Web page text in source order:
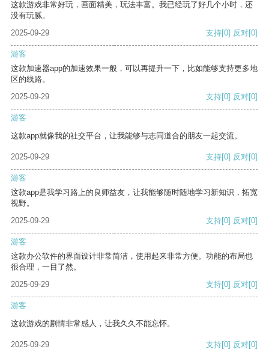
这款游戏非常好玩，画面精美，玩法丰富。我已经玩了好几个小时，还
没有玩腻。
2025-09-29
支持[0] 反对[0]
游客
这款加速器app的加速效果一般，可以再提升一下，比如能够支持更多地
区的线路。
2025-09-29
支持[0] 反对[0]
游客
这款app就像我的社交平台，让我能够与志同道合的朋友一起交流。
2025-09-29 支持[0] 反对[0]
游客
这款app是我学习路上的良师益友，让我能够随时随地学习新知识，拓宽
视野。
2025-09-29
支持[0] 反对[0]
游客
这款办公软件的界面设计非常简洁，使用起来非常方便。功能的布局也
很合理，一目了然。
2025-09-29
支持[0] 反对[0]
游客
这款游戏的剧情非常感人，让我久久不能忘怀。
2025-09-29 支持[0] 反对[0]